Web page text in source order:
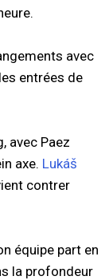
avec
entrées de
avec Paez
axe. Lukáš
contrer
équipe part en
la profondeur